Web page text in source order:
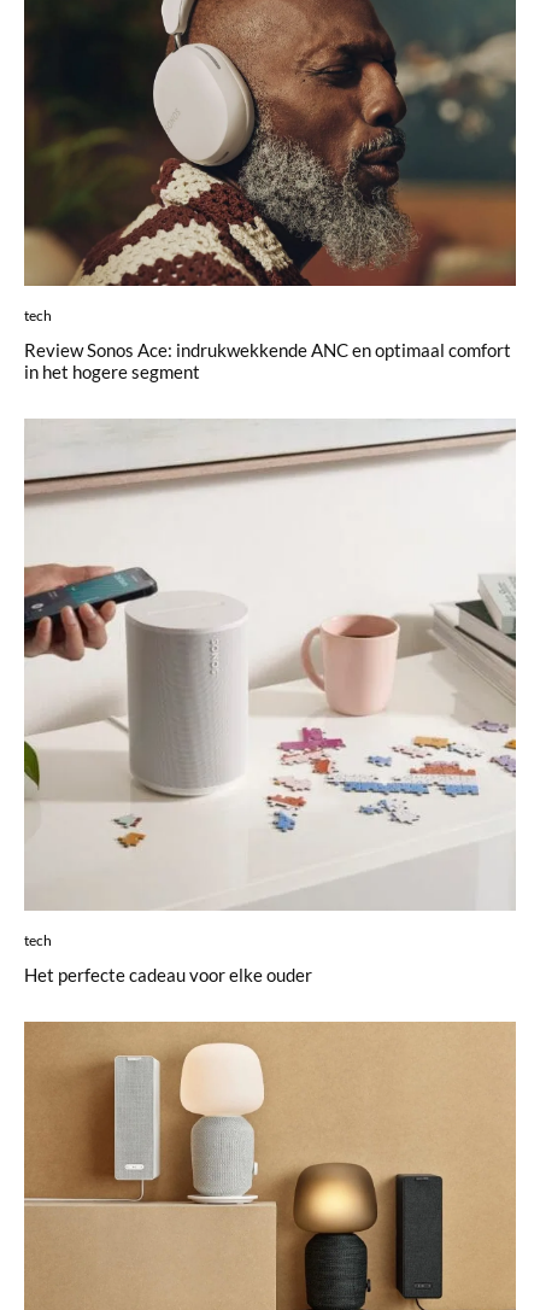
tech
Review Sonos Ace: indrukwekkende ANC en optimaal comfort
in het hogere segment
tech
Het perfecte cadeau voor elke ouder